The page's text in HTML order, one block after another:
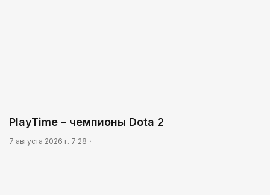
PlayTime – чемпионы Dota 2
7 августа 2026 г. 7:28